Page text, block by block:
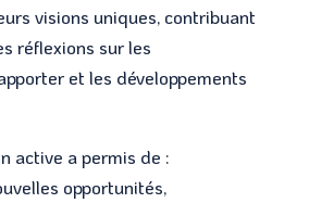
visions uniques, contribuant
réflexions sur les
et les développements
active a permis de :
opportunités,